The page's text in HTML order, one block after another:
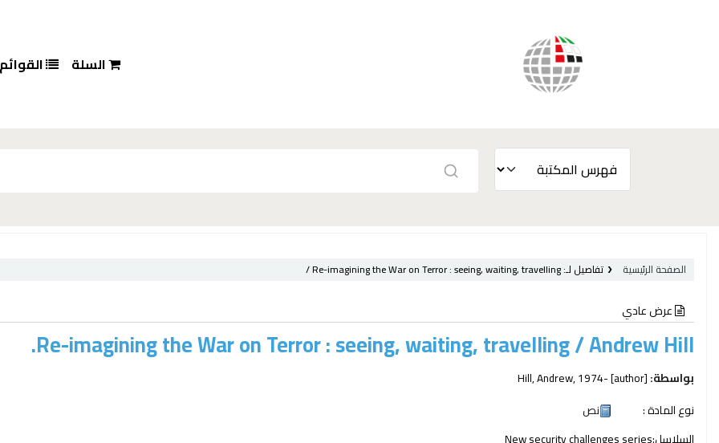
السلة
الصفحة الرئيسية تفاصيل لـ: Re-imagining the War on Terror :seeing, waiting, travelling /
عرض عادي
Re-imagining the War on Terror : seeing, waiting, travelling /Andrew Hill.
بواسطة: Hill, Andrew, 1974-[author]
نوع المادة :
نص